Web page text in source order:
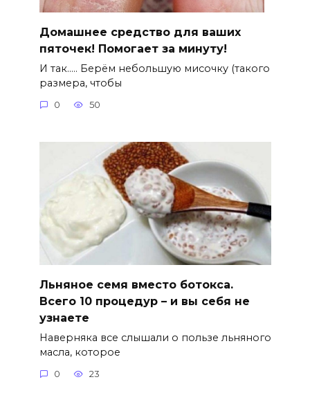
Домашнее средство для ваших
пяточек! Помогает за минуту!
И так….. Берём небольшую мисочку (такого
размера, чтобы
0 50
Льняное семя вместо ботокса.
Всего 10 процедур – и вы себя не
узнаете
Наверняка все слышали о пользе льняного
масла, которое
0 23